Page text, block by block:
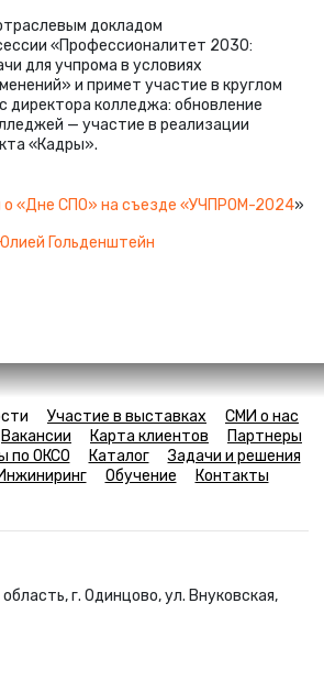
докладом
«Профессионалитет 2030:
для учпрома в условиях
и примет участие в круглом
директора колледжа: обновление
— участие в реализации
«Кадры».
«Дне СПО» на съезде «УЧПРОМ-2024»
Гольденштейн
Участие в выставках
СМИ о нас
Вакансии Карта клиентов
Партнеры
по ОКСО
Каталог
Задачи и решения
Обучение Контакты
г. Одинцово, ул. Внуковская,